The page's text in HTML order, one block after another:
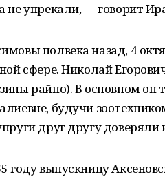
не упрекали, — говорит
полвека назад, 4
сфере. Николай
райпо). В основном он
будучи
друг другу
году выпускницу